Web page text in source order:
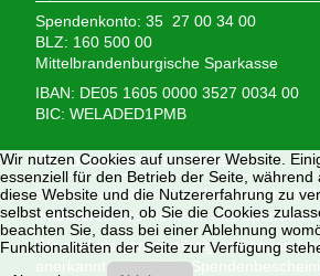
Spendenkonto: 35 27 00 34 00
BLZ: 160 500 00
Mittelbrandenburgische Sparkasse
IBAN: DE05 1605 0000 3527 0034 00
BIC: WELADED1PMB
Wir brauchen Ihre Hilfe,
denn wir erhalten keinerlei staatliche
finanzieren das Tierheim aus Spenden
Wir sind als gemeinnützig und
anerkannt und dürfen
Wir nutzen Cookies auf unserer Website.
essenziell für den Betrieb der Seite, während
diese Website und die Nutzererfahrung zu
selbst entscheiden, ob Sie die Cookies
beachten Sie, dass bei einer Ablehnung
Funktionalitäten der Seite zur Verfügung